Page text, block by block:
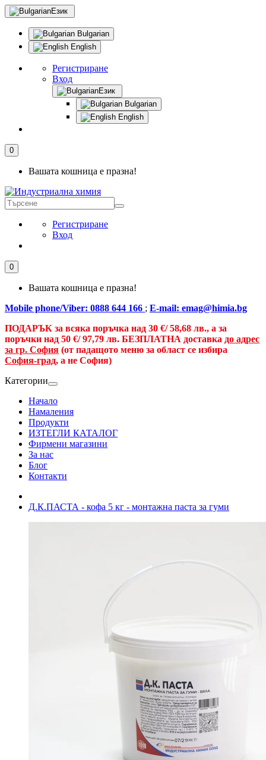
Език
Bulgarian
English
Регистриране
Вход
Език
Bulgarian
English
0
Вашата кошница е празна!
Регистриране
Вход
0
Вашата кошница е празна!
Mobile phone/Viber: 0888 644 166 ; E-mail: emag@himia.bg
ПОДАРЪК за всяка поръчка над 30 €/58,68 лв., а за
поръчки над 50 €/ 97,79 лв. БЕЗПЛАТНА доставка до адрес
за гр. София (от падащото меню за област се избира
София-град, а не София)
Категории
Начало
Намаления
Продукти
ИЗТЕГЛИ КАТАЛОГ
Фирмени магазини
За нас
Блог
Контакти
Д.К.ПАСТА - кофа 5 кг - монтажна паста за гуми